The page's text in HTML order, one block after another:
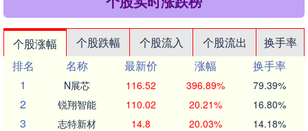
个股涨幅 个股跌幅 个股流入 个股流出
换手率
排名
名称 最新价 涨幅
换手率
1
N展芯 116.52 396.89% 79.39%
2 锐翔智能 110.02 20.21% 16.80%
3 志特新材 14.8 20.03% 14.18%